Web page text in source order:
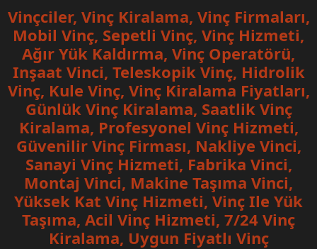
İçeriğe
geçVinçciler, Vinç Kiralama, Vinç Firmaları,
Mobil Vinç, Sepetli Vinç, Vinç Hizmeti,
Ağır Yük Kaldırma, Vinç Operatörü,
Inşaat Vinci, Teleskopik Vinç, Hidrolik
Vinç, Kule Vinç, Vinç Kiralama Fiyatları,
Günlük Vinç Kiralama, Saatlik Vinç
Kiralama, Profesyonel Vinç Hizmeti,
Güvenilir Vinç Firması, Nakliye Vinci,
Sanayi Vinç Hizmeti, Fabrika Vinci,
Montaj Vinci, Makine Taşıma Vinci,
Yüksek Kat Vinç Hizmeti, Vinç Ile Yük
Taşıma, Acil Vinç Hizmeti, 7/24 Vinç
Kiralama, Uygun Fiyatlı Vinç